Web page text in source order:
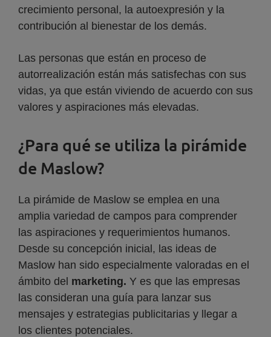
crecimiento personal, la autoexpresión y la
contribución al bienestar de los demás.
Las personas que están en proceso de
autorrealización están más satisfechas con sus
vidas, ya que están viviendo de acuerdo con sus
valores y aspiraciones más elevadas.
¿Para qué se utiliza la pirámide
de Maslow?
La pirámide de Maslow se emplea en una
amplia variedad de campos para comprender
las aspiraciones y requerimientos humanos.
Desde su concepción inicial, las ideas de
Maslow han sido especialmente valoradas en el
ámbito del marketing. Y es que las empresas
las consideran una guía para lanzar sus
mensajes y estrategias publicitarias y llegar a
los clientes potenciales.